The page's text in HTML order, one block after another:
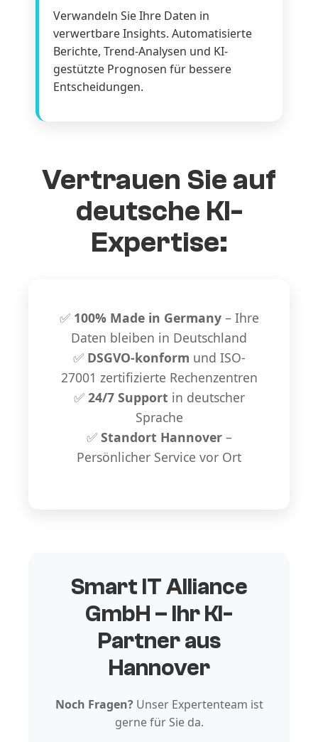
Verwandeln Sie Ihre Daten in
verwertbare Insights. Automatisierte
Berichte, Trend-Analysen und KI-
gestützte Prognosen für bessere
Entscheidungen.
Vertrauen Sie auf
deutsche KI-
Expertise:
✅ 100% Made in Germany– Ihre
Daten bleiben in Deutschland
✅ DSGVO-konform und ISO-
27001 zertifizierte Rechenzentren
✅ 24/7 Support in deutscher
Sprache
✅ Standort Hannover–
Persönlicher Service vor Ort
Smart IT Alliance
GmbH – Ihr KI-
Partner aus
Hannover
Noch Fragen?Unser Expertenteam ist
gerne für Sie da.